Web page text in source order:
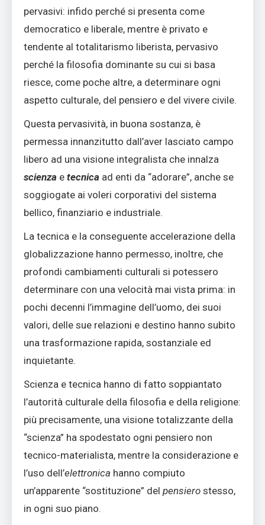
pervasivi: infido perché si presenta come
democratico e liberale, mentre è privato e
tendente al totalitarismo liberista, pervasivo
perché la filosofia dominante su cui si basa
riesce, come poche altre, a determinare ogni
aspetto culturale, del pensiero e del vivere civile.
Questa pervasività, in buona sostanza, è
permessa innanzitutto dall’aver lasciato campo
libero ad una visione integralista che innalza
scienza e tecnica ad enti da “adorare”, anche se
soggiogate ai voleri corporativi del sistema
bellico, finanziario e industriale.
La tecnica e la conseguente accelerazione della
globalizzazione hanno permesso, inoltre, che
profondi cambiamenti culturali si potessero
determinare con una velocità mai vista prima: in
pochi decenni l’immagine dell’uomo, dei suoi
valori, delle sue relazioni e destino hanno subito
una trasformazione rapida, sostanziale ed
inquietante.
Scienza e tecnica hanno di fatto soppiantato
l’autorità culturale della filosofia e della religione:
più precisamente, una visione totalizzante della
“scienza” ha spodestato ogni pensiero non
tecnico-materialista, mentre la considerazione e
l’uso dell’elettronica hanno compiuto
un’apparente “sostituzione” del pensiero stesso,
in ogni suo piano.